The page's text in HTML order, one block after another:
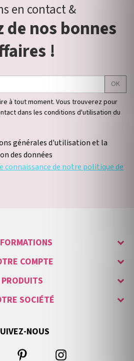
en contact &
de nos bonnes
!
OK
à tout moment. Vous trouverez pour
dans les conditions d'utilisation du
générales d'utilisation et la
des données
connaissance de notre politique de
COMPTE
PRODUITS
SOCIÉTÉ
NOUS